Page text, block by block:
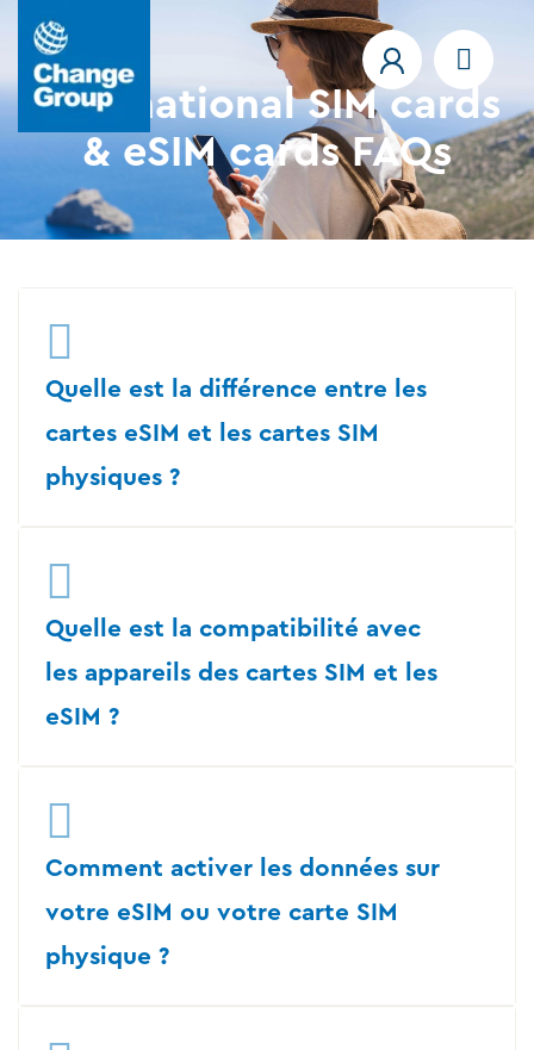
International SIM cards
& eSIM cards FAQs
Quelle est la différence entre les
cartes eSIM et les cartes SIM
physiques ?
Quelle est la compatibilité avec
les appareils des cartes SIM et les
eSIM ?
Comment activer les données sur
votre eSIM ou votre carte SIM
physique ?